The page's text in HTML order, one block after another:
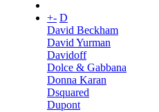
+- D
David Beckham
David Yurman
Davidoff
Dolce & Gabbana
Donna Karan
Dsquared
Dupont